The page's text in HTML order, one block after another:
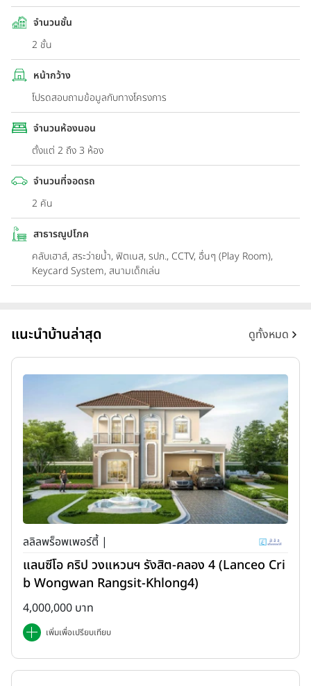
จำนวนชั้น
2 ชั้น
หน้ากว้าง
โปรดสอบถามข้อมูลกับทางโครงการ
จำนวนห้องนอน
ตั้งแต่ 2 ถึง 3 ห้อง
จำนวนที่จอดรถ
2 คัน
สาธารณูปโภค
คลับเฮาส์, สระว่ายน้ำ, ฟิตเนส, รปภ., CCTV, อื่นๆ (Play Room),
Keycard System, สนามเด็กเล่น
แนะนำบ้านล่าสุด ดูทั้งหมด
ลลิลพร็อพเพอร์ตี้ |
แลนซีโอ คริป วงแหวนฯ รังสิต-คลอง 4 (Lanceo Cri
b Wongwan Rangsit-Khlong4)
4,000,000 บาท
เพิ่มเพื่อเปรียบเทียบ